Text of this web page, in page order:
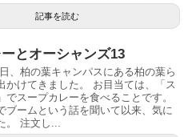
記事を読む
とオーシャンズ13
、柏の葉キャンパスにある柏の葉ら
かけてきました。 お目当ては、「ス
でスープカレーを食べることです。
ブームという話を聞いて以来、気に
。 注文し...